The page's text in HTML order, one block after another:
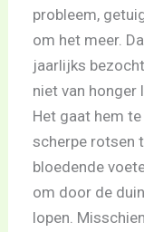
probleem,
om het meer.
jaarlijks
niet van honger
Het gaat hem
scherpe rotsen
bloedende
om door de
lopen.